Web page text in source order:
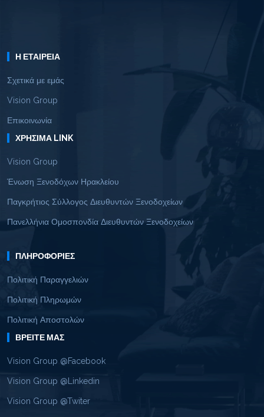
Η ΕΤΑΙΡΕΊΑ
Σχετικά με εμάς
Vision Group
Επικοινωνία
ΧΡΉΣΙΜΑ LINK
Vision Group
Ένωση Ξενοδόχων Ηρακλείου
Παγκρήτιος Σύλλογος Διευθυντών Ξενοδοχείων
Πανελλήνια Ομοσπονδία Διευθυντών Ξενοδοχείων
ΠΛΗΡΟΦΟΡΊΕΣ
Πολιτική Παραγγελιών
Πολιτική Πληρωμών
Πολιτική Αποστολών
ΒΡΕΊΤΕ ΜΑΣ
Vision Group @Facebook
Vision Group @Linkedin
Vision Group @Twiter